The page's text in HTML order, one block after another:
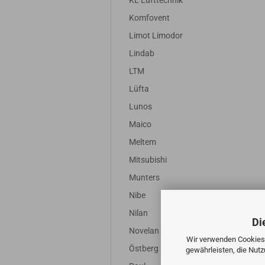
Wir verwenden
gewährleisten, die
Komfovent
Limot Limodor
Lindab
LTM
Lüfta
Lunos
Maico
Meltem
Mitsubishi
Munters
Nibe
Nilan
Novelan
Östberg